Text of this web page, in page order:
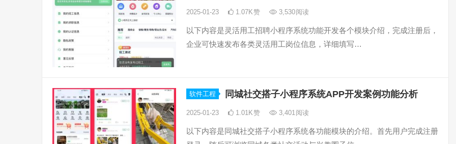
2025-01-23 1.07K赞 3,530阅读
以下内容是灵活用工招聘小程序系统功能开发各个模块介绍，完成注册后，
企业可快速发布各类灵活用工岗位信息，详细填写…
软件工程 同城社交搭子小程序系统APP开发案例功能分析
2025-01-23 1.01K赞 3,401 阅读
以下内容是同城社交搭子小程序系统各功能模块的介绍。首先用户完成注册